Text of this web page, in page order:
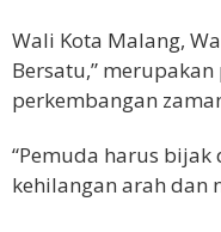
Wali Kota Malang,
Bersatu,”
perkembangan
“Pemuda harus
kehilangan arah dan